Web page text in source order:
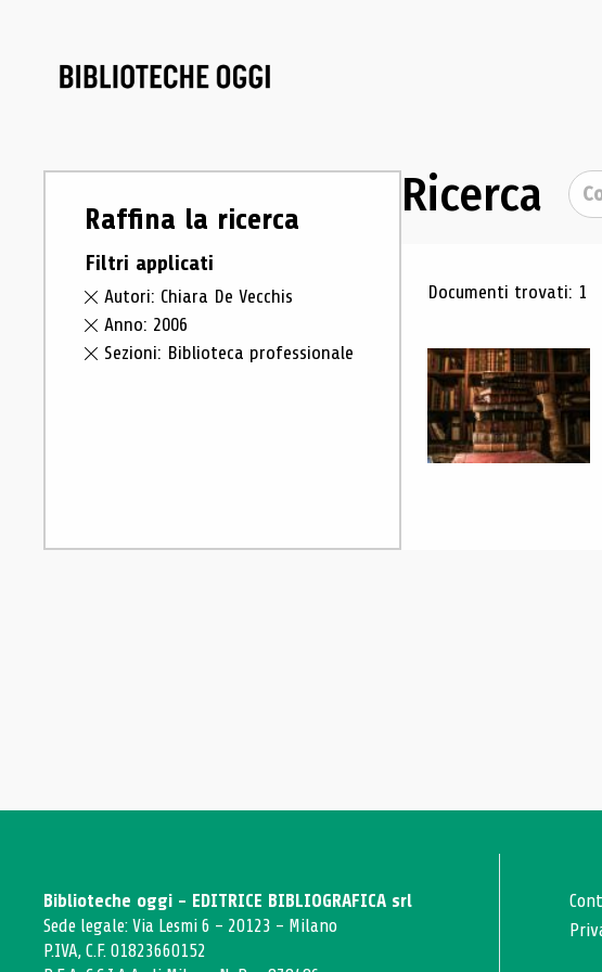
Raffina la ricerca
Filtri applicati
Autori: Chiara De Vecchis
Anno: 2006
Sezioni: Biblioteca professionale
Ricerca Cerca
Risultati
Documenti trovati: 1
Biblioteche oggi - EDITRICE BIBLIOGRAFICA srl
Sede legale: Via Lesmi 6 - 20123 - Milano
P.IVA, C.F. 01823660152